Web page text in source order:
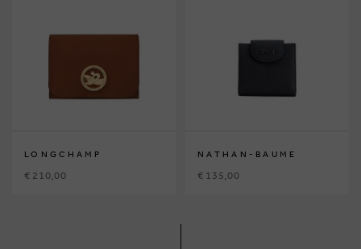
LONGCHAMP
€ 210,00
NATHAN-BAUME
€ 135,00